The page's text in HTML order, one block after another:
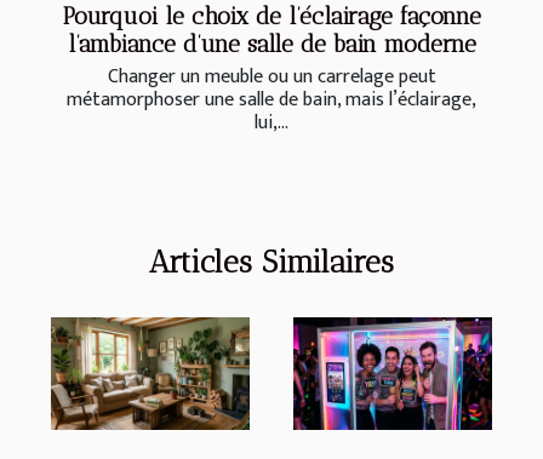
Pourquoi le choix de l’éclairage façonne
l’ambiance d’une salle de bain moderne
Changer un meuble ou un carrelage peut
métamorphoser une salle de bain, mais l’éclairage,
lui,...
Articles Similaires